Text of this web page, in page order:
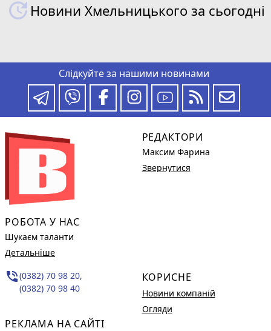
Новини Хмельницького за сьогодні
Слідкуйте за нашими новинами
РОБОТА У НАС
Шукаєм таланти
Детальніше
phone_in_talk(0382) 70 98 20,
(0382) 70 98 40
РЕКЛАМА НА САЙТІ
РЕДАКТОРИ
Максим Фарина
Звернутися
КОРИСНЕ
Новини компаній
Огляди